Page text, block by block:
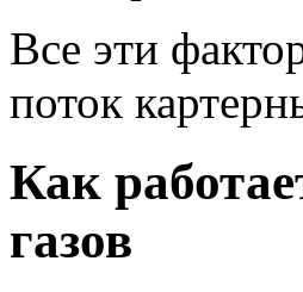
Все эти
поток
Как
газов